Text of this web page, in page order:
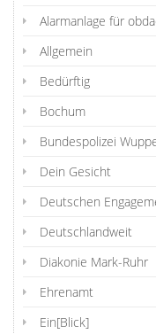
Alarmanlage für
Allgemein
Bedürftig
Bochum
Bundespolizei
Dein Gesicht
Deutschen
Deutschlandweit
Diakonie Mark-Ruhr
Ehrenamt
Ein[Blick]